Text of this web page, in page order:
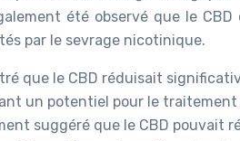
été observé que le
par le sevrage nicotinique.
que le CBD réduisait
un potentiel pour le traitement
suggéré que le CBD pouvait